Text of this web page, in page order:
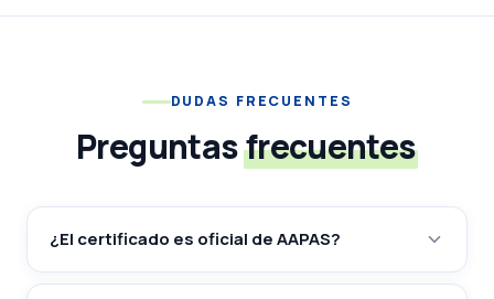
DUDAS FRECUENTES
Preguntasfrecuentes
¿El certificado es oficial de AAPAS?